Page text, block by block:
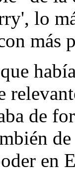
lo
más
de
en